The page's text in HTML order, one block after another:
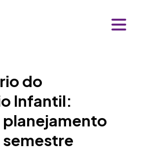
do
Infantil:
semestre